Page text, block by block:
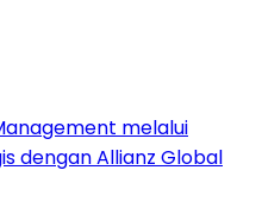
melalui
dengan Allianz Global